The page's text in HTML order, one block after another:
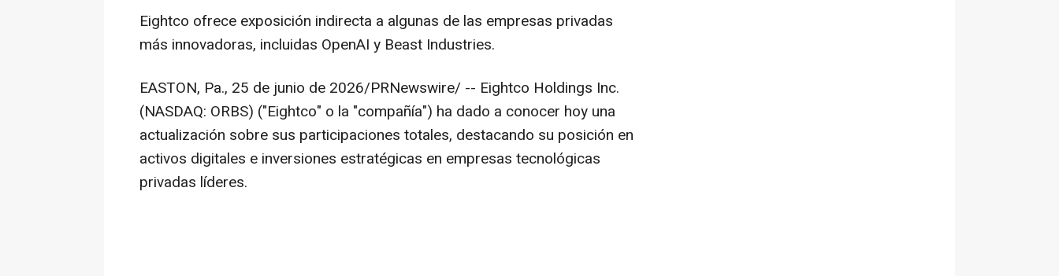
Eightco ofrece exposición indirecta a algunas de las empresas privadas
más innovadoras, incluidas OpenAI y Beast Industries.
EASTON, Pa., 25 de junio de 2026/PRNewswire/ -- Eightco Holdings Inc.
(NASDAQ: ORBS) ("Eightco" o la "compañía") ha dado a conocer hoy una
actualización sobre sus participaciones totales, destacando su posición en
activos digitales e inversiones estratégicas en empresas tecnológicas
privadas líderes.